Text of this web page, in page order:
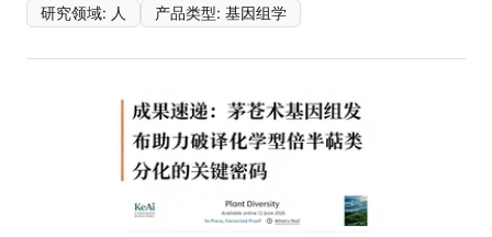
研究领域: 人 产品类型: 基因组学